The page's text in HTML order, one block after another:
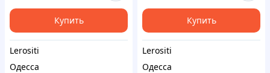
Купить
Lerositi
Одесса
Купить
Lerositi
Одесса